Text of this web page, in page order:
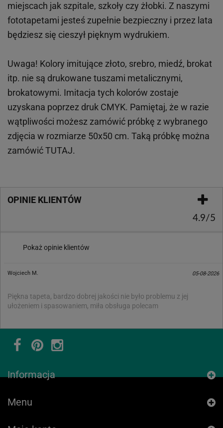
miejscach jak szpitale, szkoły czy żłobki. Z naszymi
fototapetami jesteś zupełnie bezpieczny i przez lata
będziesz się cieszył pięknym wydrukiem.
Uwaga! Kolory imitujące złoto, srebro, miedź, brokat
itp. nie są drukowane tuszami metalicznymi,
brokatowymi. Imitacja tych kolorów zostaje
uzyskana poprzez druk CMYK. Pamiętaj, że w razie
wątpliwości możesz zamówić próbkę z wybranego
zdjęcia w rozmiarze 50x50 cm. Taką próbkę można
zamówićTUTAJ.
OPINIE KLIENTÓW
4.9/5
Pokaż opinie klientów
Wojciech M. 05-08-2026
Piękna tapeta, bardzo dobrej jakości nie było problemu z jej
ułożeniem i spasowaniem, miła obsługa polecam
Informacja
Menu